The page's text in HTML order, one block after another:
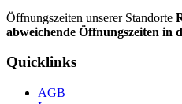
Öffnungszeiten unserer Standorte
abweichende Öffnungszeiten in
Quicklinks
AGB